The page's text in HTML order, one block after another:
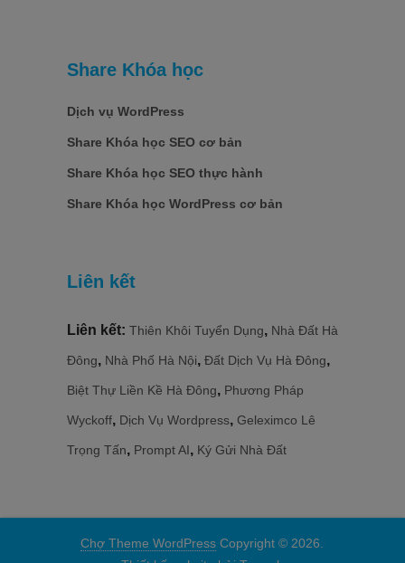
Share Khóa học
Dịch vụ WordPress
Share Khóa học SEO cơ bản
Share Khóa học SEO thực hành
Share Khóa học WordPress cơ bản
Liên kết
Liên kết: Thiên Khôi Tuyển Dụng, Nhà Đất Hà
Đông, Nhà Phố Hà Nội, Đất Dịch Vụ Hà Đông,
Biệt Thự Liền Kề Hà Đông, Phương Pháp
Wyckoff, Dịch Vụ Wordpress, Geleximco Lê
Trọng Tấn, Prompt AI, Ký Gửi Nhà Đất
Chợ Theme WordPress Copyright © 2026.